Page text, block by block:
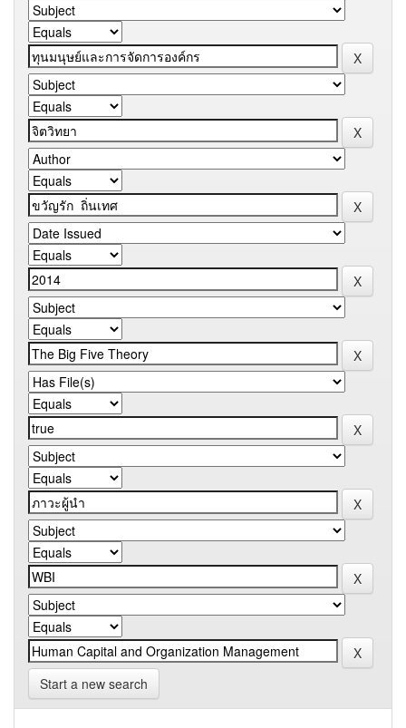
Start a new search